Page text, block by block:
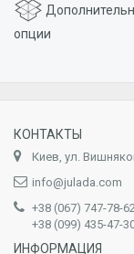
опции
КОНТАКТЫ
Киев, ул.
info@julada.com
+38 (067) 747-78-
+38 (099) 435-47-
ИНФОРМАЦИЯ